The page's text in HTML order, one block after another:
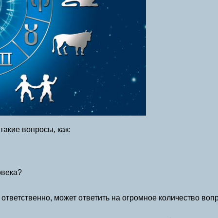
вопросы, как:
может ответить на огромное количество